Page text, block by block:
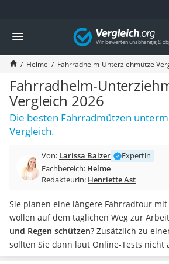
Die beliebtesten Vergleiche nach Kategorie
Freizeit & Sport
Gartentrampolin
Trampolin
Metalldetektor
Eufab-Fahrradträger
Trampolin 366 cm
Fahrradschloss
Aluminium-Koffer
Air Bike
E-Bike-Dreirad
Trekkingschuhe Herren
Reisetasche mit Rollen
Klimmzugstation
Koffer
Nachtsichtgerät
Faltschloss
Vergleich
Helme Fahrradhelm-Unterziehmütze
Fahrradhelm-
Vergleich 2026
Die besten Fahrradmützen
Vergleich.
Von: Larissa Balzer
Expertin
Fachbereich: Helme
Redakteurin: Henriette Ast
Sie planen eine längere Fahrradtour
wollen auf dem täglichen Weg zur Arbeit
und Regen schützen? Zusätzlich zu
sollten Sie dann laut Online-Tests nicht
Fahrradhelm-Unterziehmütze